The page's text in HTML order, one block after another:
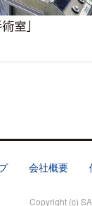
会社概要
Copyright (c)